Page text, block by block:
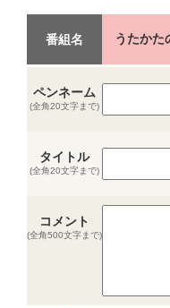
番組名 うたかた
ペンネーム
(全角20文字まで)
タイトル
(全角20文字まで)
コメント
(全角500文字まで)